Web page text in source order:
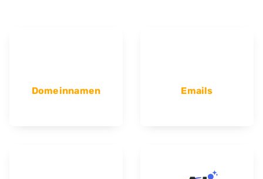
Domeinnamen Emails